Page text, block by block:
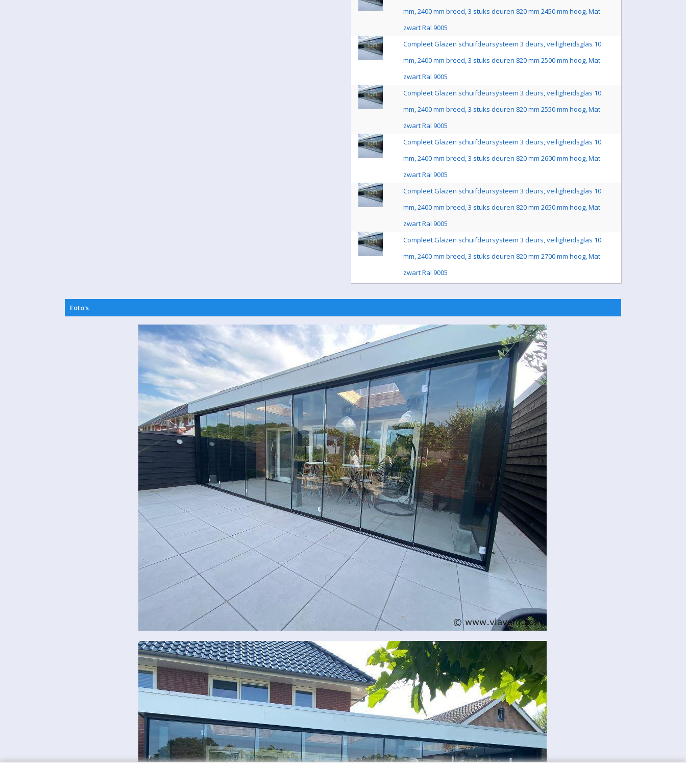
mm, 2400 mm breed, 3 stuks deuren 820 mm 2450 mm hoog, Mat
zwart Ral 9005
Compleet Glazen schuifdeursysteem 3 deurs, veiligheidsglas 10
mm, 2400 mm breed, 3 stuks deuren 820 mm 2500 mm hoog, Mat
zwart Ral 9005
Compleet Glazen schuifdeursysteem 3 deurs, veiligheidsglas 10
mm, 2400 mm breed, 3 stuks deuren 820 mm 2550 mm hoog, Mat
zwart Ral 9005
Compleet Glazen schuifdeursysteem 3 deurs, veiligheidsglas 10
mm, 2400 mm breed, 3 stuks deuren 820 mm 2600 mm hoog, Mat
zwart Ral 9005
Compleet Glazen schuifdeursysteem 3 deurs, veiligheidsglas 10
mm, 2400 mm breed, 3 stuks deuren 820 mm 2650 mm hoog, Mat
zwart Ral 9005
Compleet Glazen schuifdeursysteem 3 deurs, veiligheidsglas 10
mm, 2400 mm breed, 3 stuks deuren 820 mm 2700 mm hoog, Mat
zwart Ral 9005
Foto's